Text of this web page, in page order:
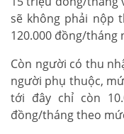
sẽ không phải nộp
120.000 đồng/tháng
Còn người có thu
người phụ thuộc,
tới đây chỉ còn
đồng/tháng theo